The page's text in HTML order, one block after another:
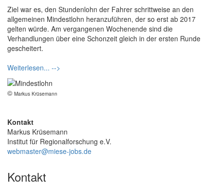
Ziel war es, den Stundenlohn der Fahrer schrittweise an den
allgemeinen Mindestlohn heranzuführen, der so erst ab 2017
gelten würde. Am vergangenen Wochenende sind die
Verhandlungen über eine Schonzeit gleich in der ersten Runde
gescheitert.
Weiterlesen... -->
© Markus Krüsemann
Kontakt
Markus Krüsemann
Institut für Regionalforschung e.V.
webmaster@miese-jobs.de
Kontakt